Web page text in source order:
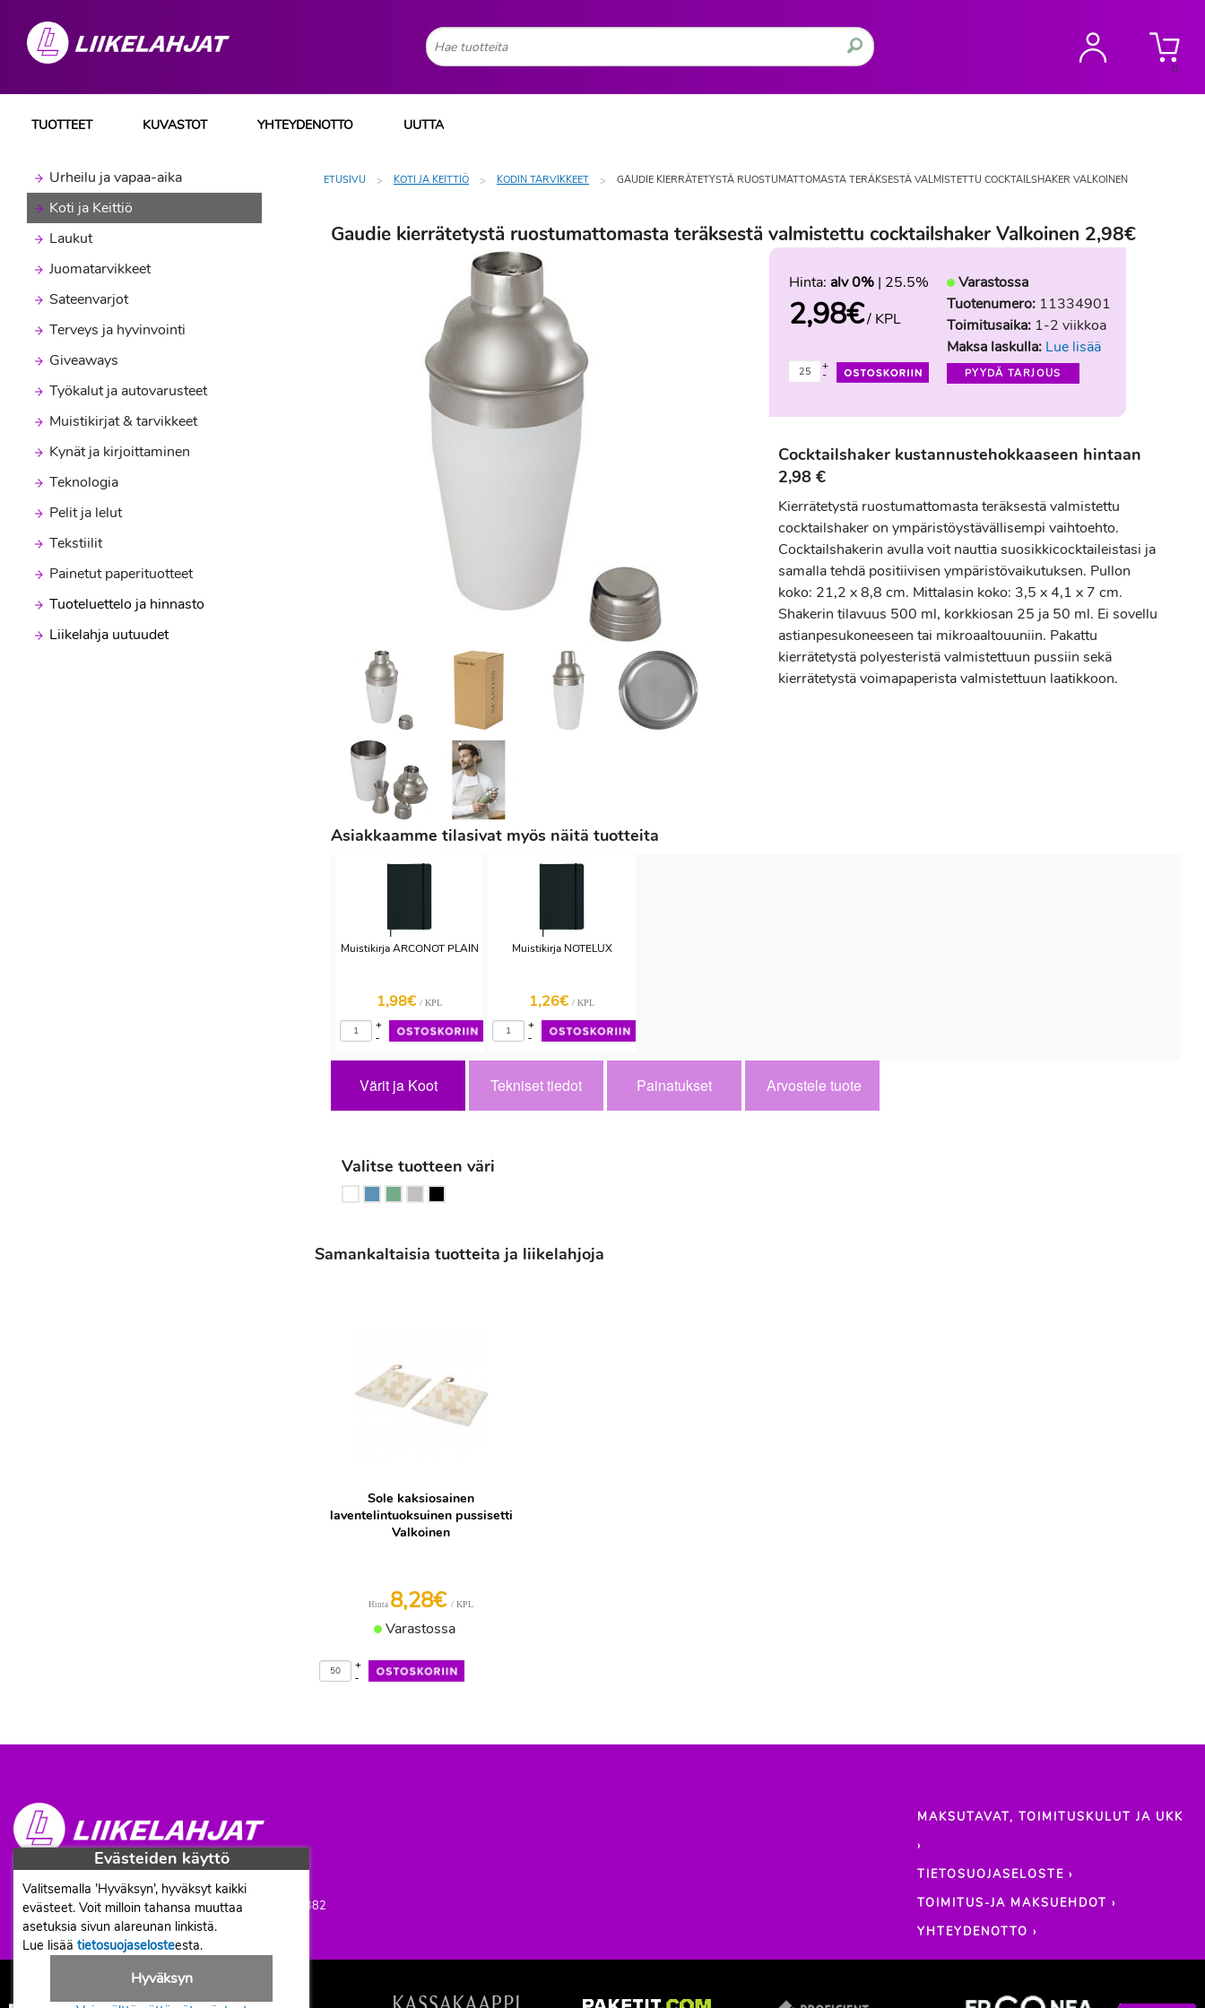
0
TUOTTEET KUVASTOT YHTEYDENOTTO UUTTA
Urheilu ja vapaa-aika
Koti ja Keittiö
Laukut
Juomatarvikkeet
Sateenvarjot
Terveys ja hyvinvointi
Giveaways
Työkalut ja autovarusteet
Muistikirjat & tarvikkeet
Kynät ja kirjoittaminen
Teknologia
Pelit ja lelut
Tekstiilit
Painetut paperituotteet
Tuoteluettelo ja hinnasto
Liikelahja uutuudet
ETUSIVU KOTI JA KEITTIÖ KODIN TARVIKKEET GAUDIE KIERRÄTETYSTÄ RUOSTUMATTOMASTA TERÄKSESTÄ VALMISTETTU COCKTAILSHAKER VALKOINEN
Gaudie kierrätetystä ruostumattomasta teräksestä valmistettu cocktailshaker Valkoinen 2,98€
Hinta: alv 0% | 25.5%
2,98€/ KPL
-
+
Varastossa
Tuotenumero: 11334901
Toimitusaika: 1-2 viikkoa
Maksa laskulla: Lue lisää
PYYDÄ TARJOUS
Cocktailshaker kustannustehokkaaseen hintaan
2,98 €
Kierrätetystä ruostumattomasta teräksestä valmistettu
cocktailshaker on ympäristöystävällisempi vaihtoehto.
Cocktailshakerin avulla voit nauttia suosikkicocktaileistasi ja
samalla tehdä positiivisen ympäristövaikutuksen. Pullon
koko: 21,2 x 8,8 cm. Mittalasin koko: 3,5 x 4,1 x 7 cm.
Shakerin tilavuus 500 ml, korkkiosan 25 ja 50 ml. Ei sovellu
astianpesukoneeseen tai mikroaaltouuniin. Pakattu
kierrätetystä polyesteristä valmistettuun pussiin sekä
kierrätetystä voimapaperista valmistettuun laatikkoon.
Asiakkaamme tilasivat myös näitä tuotteita
Muistikirja ARCONOT PLAIN
1,98€ / KPL
-
+
Muistikirja NOTELUX
1,26€ / KPL
-
+
Värit ja Koot Tekniset tiedot Painatukset Arvostele tuote
Valitse tuotteen väri
Samankaltaisia tuotteita ja liikelahjoja
Sole kaksiosainen
laventelintuoksuinen pussisetti
Valkoinen
Hinta 8,28€ / KPL
Varastossa
-
+
Proficient Co OyFI07452333
Ma-To 8-16, Pe 8-15 | info@liikelahjat.fi | Puh: 050 341 0382
MAKSUTAVAT, TOIMITUSKULUT JA UKK
›
TIETOSUOJASELOSTE ›
TOIMITUS-JA MAKSUEHDOT ›
YHTEYDENOTTO ›
Evästeiden käyttö
Valitsemalla ’Hyväksyn’, hyväksyt kaikki
evästeet. Voit milloin tahansa muuttaa
asetuksia sivun alareunan linkistä.
Lue lisää tietosuojaselosteesta.
Hyväksyn